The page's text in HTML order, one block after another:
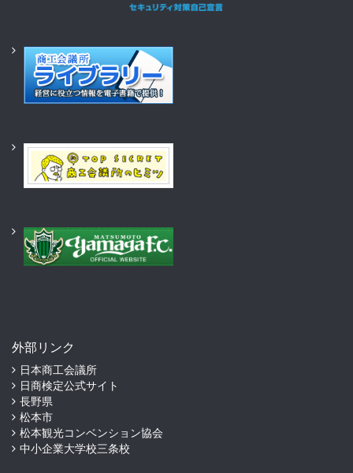
外部リンク
日本商工会議所
日商検定公式サイト
長野県
松本市
松本観光コンベンション協会
中小企業大学校三条校